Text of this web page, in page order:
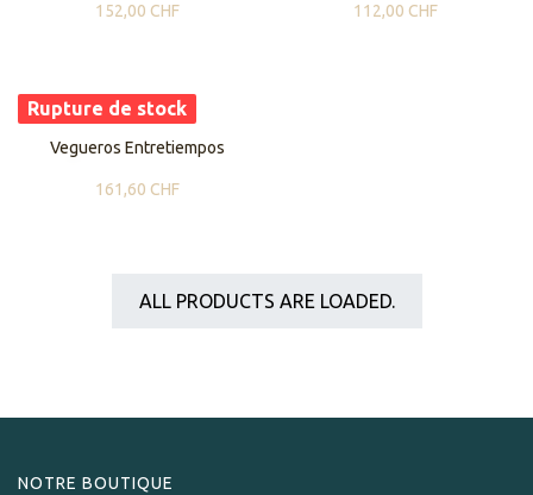
152,00 CHF 112,00 CHF
Rupture de stock
Vegueros Entretiempos
161,60 CHF
ALL PRODUCTS ARE LOADED.
NOTRE BOUTIQUE